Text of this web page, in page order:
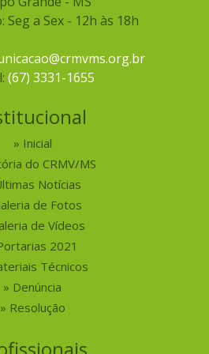
a Sex - 12h às 18h
(67) 3331-1655
Inicial
do CRMV/MS
Notícias
de Fotos
de Vídeos
2021
Técnicos
Denúncia
Resolução